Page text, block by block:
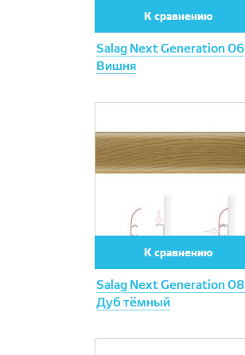
Salag Next Generation 06
Вишня
К сравнению
Salag Next Generation 08
Дуб тёмный
К сравнению